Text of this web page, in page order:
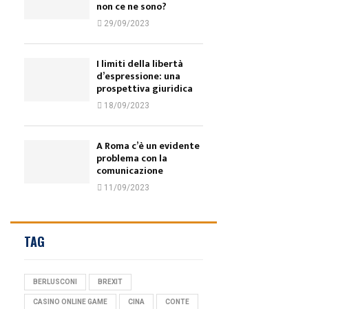
non ce ne sono?
29/09/2023
I limiti della libertà
d’espressione: una
prospettiva giuridica
18/09/2023
A Roma c’è un evidente
problema con la
comunicazione
11/09/2023
TAG
BERLUSCONI BREXIT
CASINO ONLINE GAME CINA CONTE